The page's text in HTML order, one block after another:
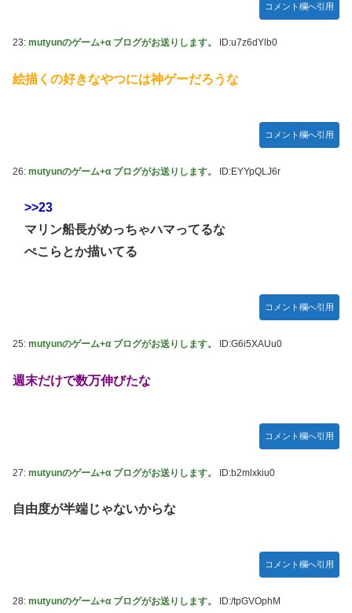
コメント欄へ引用
23: mutyunのゲーム+α ブログがお送りします。 ID:u7z6dYlb0
絵描くの好きなやつには神ゲーだろうな
コメント欄へ引用
26: mutyunのゲーム+α ブログがお送りします。 ID:EYYpQLJ6r
>>23
マリン船長がめっちゃハマってるな
ぺこらとか描いてる
コメント欄へ引用
25: mutyunのゲーム+α ブログがお送りします。 ID:G6i5XAUu0
週末だけで数万伸びたな
コメント欄へ引用
27: mutyunのゲーム+α ブログがお送りします。 ID:b2mlxkiu0
自由度が半端じゃないからな
コメント欄へ引用
28: mutyunのゲーム+α ブログがお送りします。 ID:/tpGVOphM